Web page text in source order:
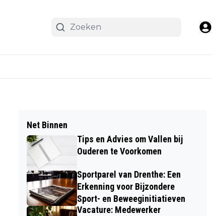
Net Binnen
Tips en Advies om Vallen bij
Ouderen te Voorkomen
Sportparel van Drenthe: Een
Erkenning voor Bijzondere
Sport- en Beweeginitiatieven
Vacature: Medewerker